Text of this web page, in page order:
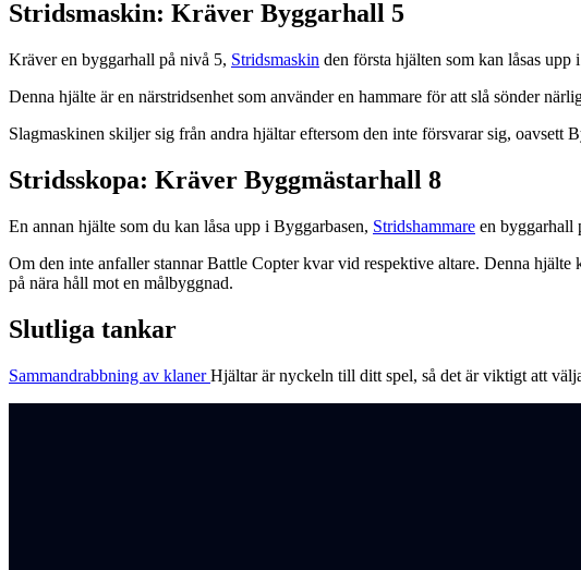
Stridsmaskin: Kräver Byggarhall 5
Kräver en byggarhall på nivå 5, Stridsmaskin den första hjälten som kan låsas
Denna hjälte är en närstridsenhet som använder en hammare för att slå sönder
Slagmaskinen skiljer sig från andra hjältar eftersom den inte försvarar sig, oavsett
Stridsskopa: Kräver Byggmästarhall 8
En annan hjälte som du kan låsa upp i Byggarbasen, Stridshammare en byggarhall
Om den inte anfaller stannar Battle Copter kvar vid respektive altare. Denna
på nära håll mot en målbyggnad.
Slutliga tankar
Sammandrabbning av klanerHjältar är nyckeln till ditt spel, så det är viktigt att